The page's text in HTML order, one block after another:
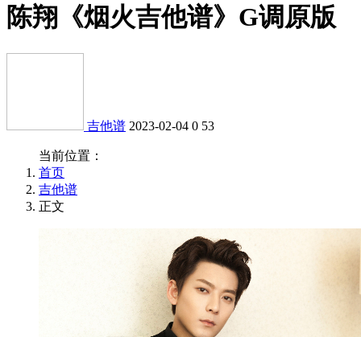
陈翔《烟火吉他谱》G调原版
吉他谱 2023-02-04 0 53
当前位置：
首页
吉他谱
正文